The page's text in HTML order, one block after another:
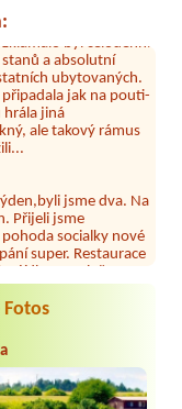
byl celodenní
a absolutní
ubytovaných.
jak na pouti-
hrála jiná
ale takový rámus
jsme dva. Na
Přijeli jsme
socialky nové
super. Restaurace
jídlem za slušnou
spoustu možností na
se choval
se v kempu líbilo.
na 5 nocí,
kempu, čisto všude.
i víno a další.Milí